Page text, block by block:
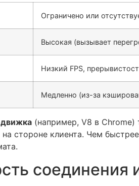
Ограничено или
Высокая (вызывает
Низкий FPS,
Медленно (из-за
(например, V8 в
стороне клиента. Чем
соединения